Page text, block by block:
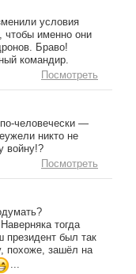
условия
чтобы именно они
Браво!
командир.
Посмотреть
человечески —
никто не
войну!?
Посмотреть
тогда
президент был так
похоже, зашёл на
...